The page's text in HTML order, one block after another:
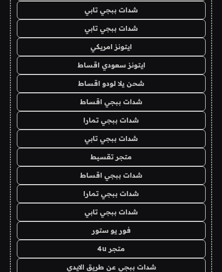
شدات ببجي تابي
شدات ببجي تابي
ايتونز امريكي
ايتونز سعودي اقساط
شحن يلا لودو اقساط
شدات ببجي اقساط
شدات ببجي تمارا
شدات ببجي تابي
متجر تقسيط
شدات ببجي اقساط
شدات ببجي تمارا
شدات ببجي تابي
فور يو ستور
متجر 4u
شدات ببجي عن طريق الايدي